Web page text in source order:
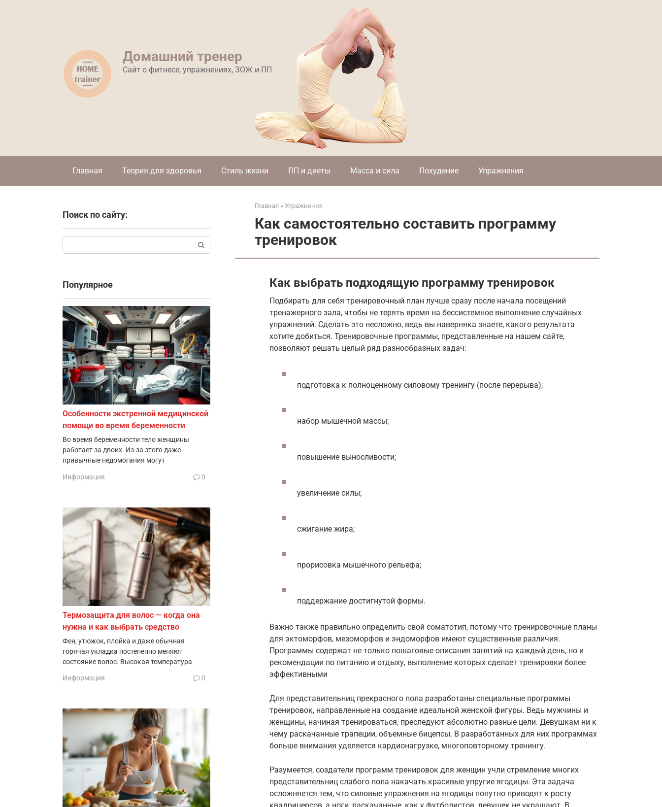
Домашний тренер
Сайт о фитнесе, упражнениях, ЗОЖ и ПП
Главная Теория для здоровья Стиль жизни ПП и диеты Масса и сила Похудение Упражнения
Главная » Упражнения
Как самостоятельно составить программу
тренировок
Как выбрать подходящую программу тренировок
Подбирать для себя тренировочный план лучше сразу после начала посещений
тренажерного зала, чтобы не терять время на бессистемное выполнение случайных
упражнений. Сделать это несложно, ведь вы наверняка знаете, какого результата
хотите добиться. Тренировочные программы, представленные на нашем сайте,
позволяют решать целый ряд разнообразных задач:
подготовка к полноценному силовому тренингу (после перерыва);
набор мышечной массы;
повышение выносливости;
увеличение силы;
сжигание жира;
прорисовка мышечного рельефа;
поддержание достигнутой формы.
Важно также правильно определить свой соматотип, потому что тренировочные планы
для эктоморфов, мезоморфов и эндоморфов имеют существенные различия.
Программы содержат не только пошаговые описания занятий на каждый день, но и
рекомендации по питанию и отдыху, выполнение которых сделает тренировки более
эффективными
Для представительниц прекрасного пола разработаны специальные программы
тренировок, направленные на создание идеальной женской фигуры. Ведь мужчины и
женщины, начиная тренироваться, преследуют абсолютно разные цели. Девушкам ни к
чему раскачанные трапеции, объемные бицепсы. В разработанных для них программах
больше внимания уделяется кардионагрузке, многоповторному тренингу.
Разумеется, создатели программ тренировок для женщин учли стремление многих
представительниц слабого пола накачать красивые упругие ягодицы. Эта задача
осложняется тем, что силовые упражнения на ягодицы попутно приводят к росту
Поиск по сайту:
Популярное
Особенности экстренной медицинской
помощи во время беременности
Во время беременности тело женщины
работает за двоих. Из-за этого даже
привычные недомогания могут
Информация 0
Термозащита для волос — когда она
нужна и как выбрать средство
Фен, утюжок, плойка и даже обычная
горячая укладка постепенно меняют
состояние волос. Высокая температура
Информация 0